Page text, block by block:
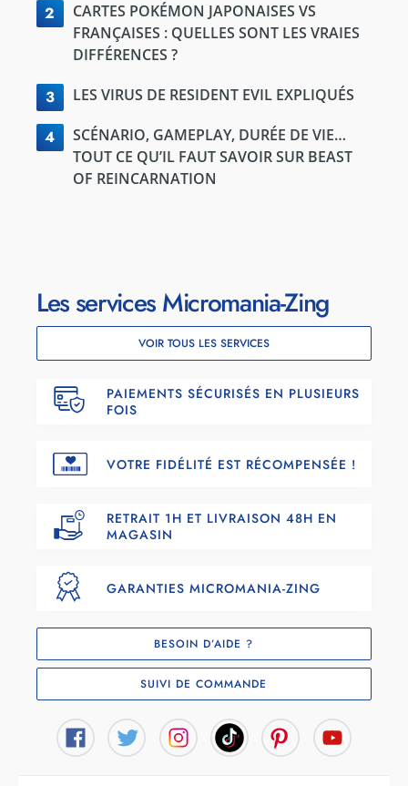
2
CARTES POKÉMON JAPONAISES VS
FRANÇAISES : QUELLES SONT LES VRAIES
DIFFÉRENCES ?
3 LES VIRUS DE RESIDENT EVIL EXPLIQUÉS
4
SCÉNARIO, GAMEPLAY, DURÉE DE VIE…
TOUT CE QU’IL FAUT SAVOIR SUR BEAST
OF REINCARNATION
Les services Micromania-Zing
VOIR TOUS LES SERVICES
PAIEMENTS SÉCURISÉS EN PLUSIEURS
FOIS
VOTRE FIDÉLITÉ EST RÉCOMPENSÉE !
RETRAIT 1H ET LIVRAISON 48H EN
MAGASIN
GARANTIES MICROMANIA-ZING
BESOIN D’AIDE ?
SUIVI DE COMMANDE